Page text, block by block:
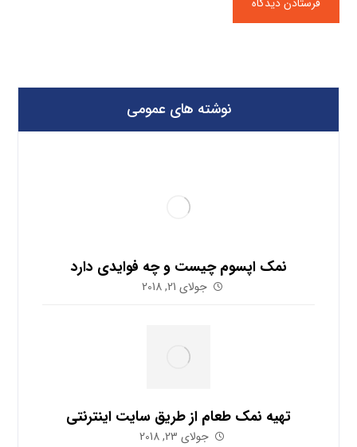
نوشته های عمومی
نمک اپسوم چیست و چه فوایدی دارد
جولای 21, 2018
تهیه نمک طعام از طریق سایت اینترنتی
جولای 23, 2018